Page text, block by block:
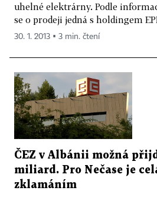
uhelné elektrárny. Podle
se o prodeji jedná s holdingem
30. 1. 2013 ▪ 3 min. čtení
ČEZ v Albánii možná
miliard. Pro Nečase je
zklamáním